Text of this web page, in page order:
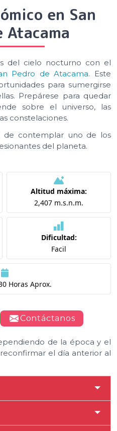
en San
Atacama
del cielo nocturno con el
Pedro de Atacama. Este
para sumergirse
Prepárese para quedar
sobre el universo, las
constelaciones.
de contemplar uno de los
del planeta.
Altitud máxima:
2,407 m.s.n.m.
Dificultad:
Facil
Horas Aprox.
Contáctanos
de la época y el
el día anterior al